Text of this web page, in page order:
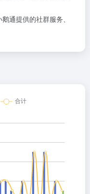
通提供的社群服务、